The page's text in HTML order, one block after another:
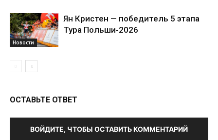
Новости
Ян Кристен — победитель 5 этапа
Тура Польши-2026
ОСТАВЬТЕ ОТВЕТ
ВОЙДИТЕ, ЧТОБЫ ОСТАВИТЬ КОММЕНТАРИЙ